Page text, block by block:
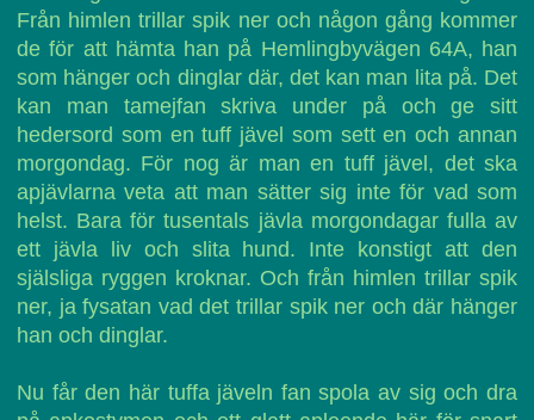
Från himlen trillar spik ner och någon gång kommer
de för att hämta han på Hemlingbyvägen 64A, han
som hänger och dinglar där, det kan man lita på. Det
kan man tamejfan skriva under på och ge sitt
hedersord som en tuff jävel som sett en och annan
morgondag. För nog är man en tuff jävel, det ska
apjävlarna veta att man sätter sig inte för vad som
helst. Bara för tusentals jävla morgondagar fulla av
ett jävla liv och slita hund. Inte konstigt att den
själsliga ryggen kroknar. Och från himlen trillar spik
ner, ja fysatan vad det trillar spik ner och där hänger
han och dinglar.
Nu får den här tuffa jäveln fan spola av sig och dra